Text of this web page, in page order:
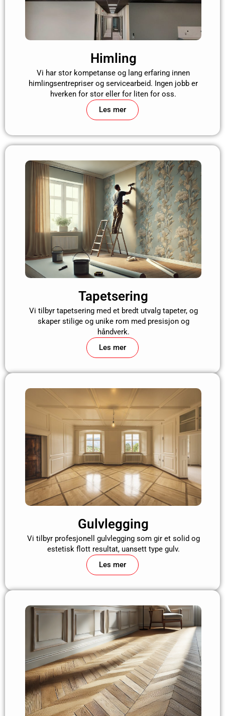
Himling
Vi har stor kompetanse og lang erfaring innen
himlingsentrepriser og servicearbeid. Ingen jobb er
hverken for stor eller for liten for oss.
Les mer
Tapetsering
Vi tilbyr tapetsering med et bredt utvalg tapeter, og
skaper stilige og unike rom med presisjon og
håndverk.
Les mer
Gulvlegging
Vi tilbyr profesjonell gulvlegging som gir et solid og
estetisk flott resultat, uansett type gulv.
Les mer